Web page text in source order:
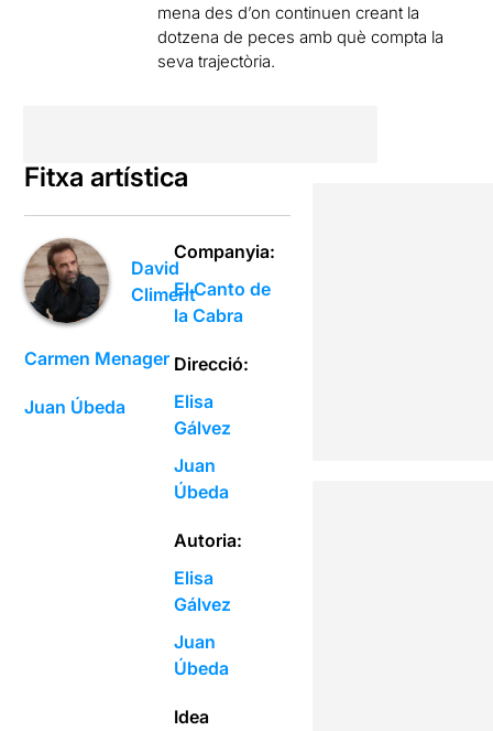
mena des d’on continuen creant la
dotzena de peces amb què compta la
seva trajectòria.
Fitxa artística
David
Climent
Carmen Menager
Juan Úbeda
Companyia:
El Canto de
la Cabra
Direcció:
Elisa
Gálvez
Juan
Úbeda
Autoria:
Elisa
Gálvez
Juan
Úbeda
Idea